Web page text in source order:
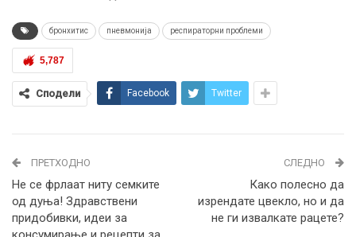
бронхитис пневмонија респираторни проблеми
5,787
Сподели Facebook Twitter
ПРЕТХОДНО
Не се фрлаат ниту семките
од дуња! Здравствени
придобивки, идеи за
СЛЕДНО
Како полесно да
изрендате цвекло, но и да
не ги извалкате рацете?